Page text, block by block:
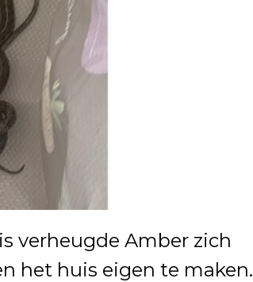
verheugde Amber zich
het huis eigen te maken.